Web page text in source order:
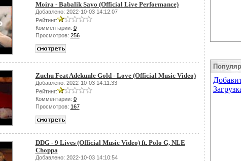
Moira - Babalik Sayo (Official Live Performance)
Добавлено: 2022-10-03 14:12:07
Рейтинг:
Комментарии: 0
Просмотров: 256
Zuchu Feat Adekunle Gold - Love (Official Music Video)
Добавлено: 2022-10-03 14:11:33
Рейтинг:
Комментарии: 0
Просмотров: 167
DDG - 9 Lives (Official Music Video) ft. Polo G, NLE
Choppa
Добавлено: 2022-10-03 14:10:54